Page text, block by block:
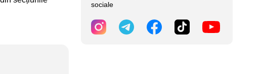
sociale